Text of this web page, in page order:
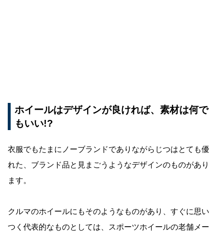
ホイールはデザインが良ければ、素材は何で
もいい!?
衣服でもたまにノーブランドでありながらじつはとても優
れた、ブランド品と見まごうようなデザインのものがあり
ます。
クルマのホイールにもそのようなものがあり、すぐに思い
つく代表的なものとしては、スポーツホイールの老舗メー